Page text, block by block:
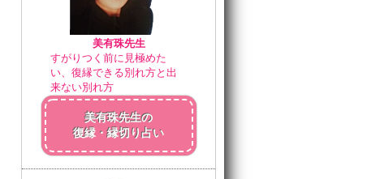
美有珠先生
すがりつく前に見極めた
い、復縁できる別れ方と出
来ない別れ方
美有珠先生の
復縁・縁切り占い